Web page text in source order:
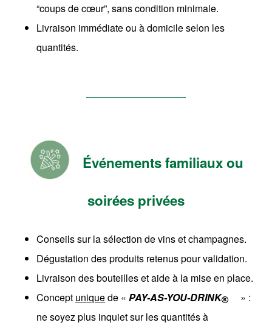
“coups de cœur”, sans condition minimale.
Livraison immédiate ou à domicile selon les
quantités.
Événements familiaux ou
soirées privées
Conseils sur la sélection de vins et champagnes.
Dégustation des produits retenus pour validation.
Livraison des bouteilles et aide à la mise en place.
Concept uniquede « PAY-AS-YOU-DRINK
» :
ne soyez plus inquiet sur les quantités à